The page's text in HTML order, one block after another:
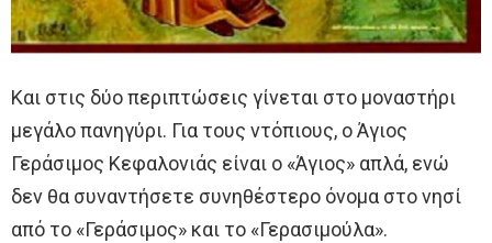
Και στις δύο περιπτώσεις γίνεται στο μοναστήρι
μεγάλο πανηγύρι. Για τους ντόπιους, ο Άγιος
Γεράσιμος Κεφαλονιάς είναι ο «Άγιος» απλά, ενώ
δεν θα συναντήσετε συνηθέστερο όνομα στο νησί
από το «Γεράσιμος» και το «Γερασιμούλα».